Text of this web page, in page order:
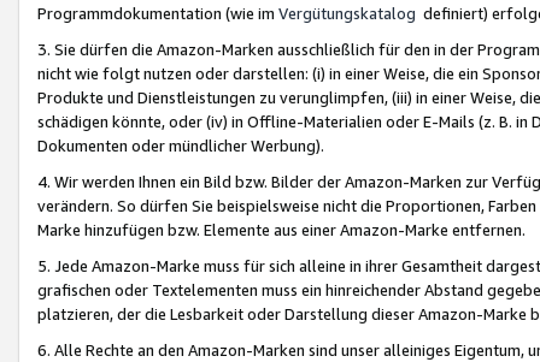
Programmdokumentation (wie im Vergütungskatalog definiert)
3. Sie dürfen die Amazon-Marken ausschließlich für den in der
nicht wie folgt nutzen oder darstellen: (i) in einer Weise, die ein
Produkte und Dienstleistungen zu verunglimpfen, (iii) in einer Weise,
schädigen könnte, oder (iv) in Offline-Materialien oder E-Mails (z. B. in
Dokumenten oder mündlicher Werbung).
4. Wir werden Ihnen ein Bild bzw. Bilder der Amazon-Marken zur
verändern. So dürfen Sie beispielsweise nicht die Proportionen,
Marke hinzufügen bzw. Elemente aus einer Amazon-Marke entfernen.
5. Jede Amazon-Marke muss für sich alleine in ihrer Gesamtheit
grafischen oder Textelementen muss ein hinreichender Abstand
platzieren, der die Lesbarkeit oder Darstellung dieser Amazon-Marke
6. Alle Rechte an den Amazon-Marken sind unser alleiniges